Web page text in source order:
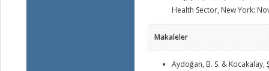
Health Sector, New York:
Makaleler
Aydoğan, B. S. &